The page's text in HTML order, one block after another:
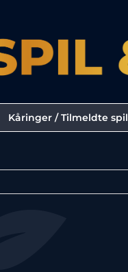
Kåringer / Tilmeldte spil